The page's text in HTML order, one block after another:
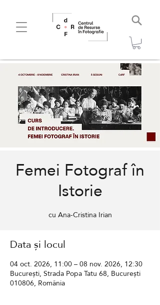
Femei Fotograf în
Istorie
cu Ana-Cristina Irian
Data și locul
04 oct. 2026, 11:00 – 08 nov. 2026, 12:30
București, Strada Popa Tatu 68, București
010806, România